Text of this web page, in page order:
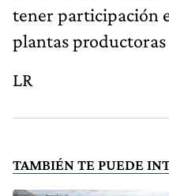
tener participación
plantas
LR
TAMBIÉN TE PUEDE